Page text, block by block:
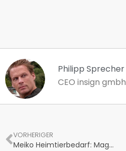
Philipp Sprecher
CEO insign gmbh
VORHERIGER
Meiko Heimtierbedarf: Magento‑2‑Shop an Europa3000 angebunden